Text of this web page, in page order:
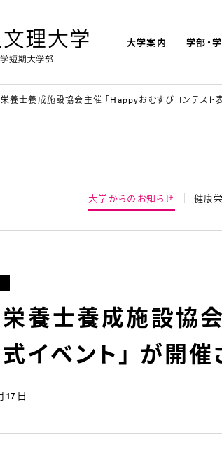
大学案内 学部・
養士養成施設協会主催 「Happyおむすびコンテスト
大学からのお知らせ 健康
養士養成施設協
イベント」 が開催
17日